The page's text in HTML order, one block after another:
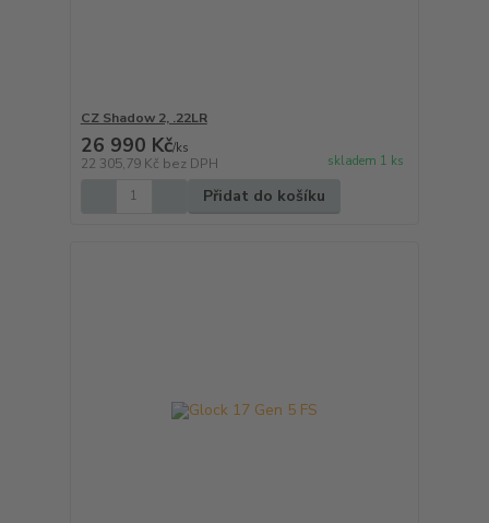
CZ Shadow 2, .22LR
26 990 Kč/ks
22 305,79 Kč bez DPH skladem 1 ks
Přidat do košíku